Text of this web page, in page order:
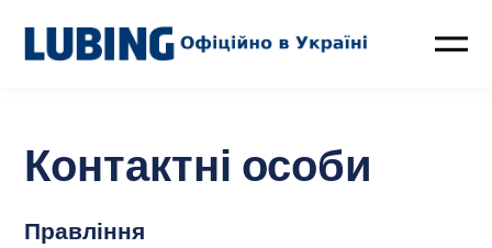
Свинарство
Контактні особи
Правління